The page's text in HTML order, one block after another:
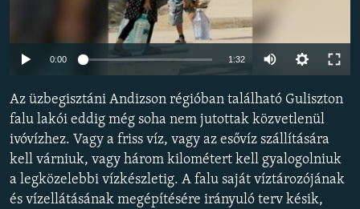
KLÍMAVÁLTOZÁS
A MÚLT TANULSÁGAI
KÖVESSEN MINKET!
Valamennyi RFE/RL weboldal
Auto
0:00 1:32
360p
480p
720p
1080p
Az üzbegisztáni Andizson régióban található Guliszton
falu lakói eddig még soha nem jutottak közvetlenül
ivóvízhez. Vagy a friss víz, vagy az esővíz szállítására
kell várniuk, vagy három kilométert kell gyalogolniuk
a legközelebbi vízkészletig. A falu saját víztározójának
és vízellátásának megépítésére irányuló terv késik,